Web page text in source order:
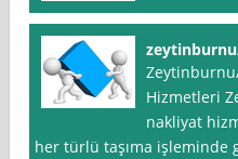
Hizmetleri
nakliyat
her türlü taşıma işleminde